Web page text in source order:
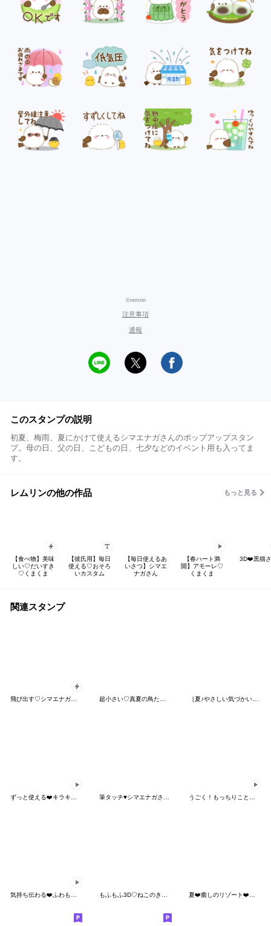
©remrin
注意事項
通報
このスタンプの説明
初夏、梅雨、夏にかけて使えるシマエナガさんのポップアップスタン
プ。母の日、父の日、こどもの日、七夕などのイベント用も入ってま
す。
レムリンの他の作品 もっと見る
【食べ物】美味
しい♡だいすき
♡くまくま
【彼氏用】毎日
使える♡おそろ
いカスタム
【毎日使えるあ
いさつ】シマエ
ナガさん
【春ハート満
開】アモーレ♡
くまくま
3D❤️黒猫
関連スタンプ
飛び出す♡シマエナガの夏休み 超小さい♡真夏の鳥たちスタンプ ［夏♪やさしい気づかい］ふんわり♡うさぎ